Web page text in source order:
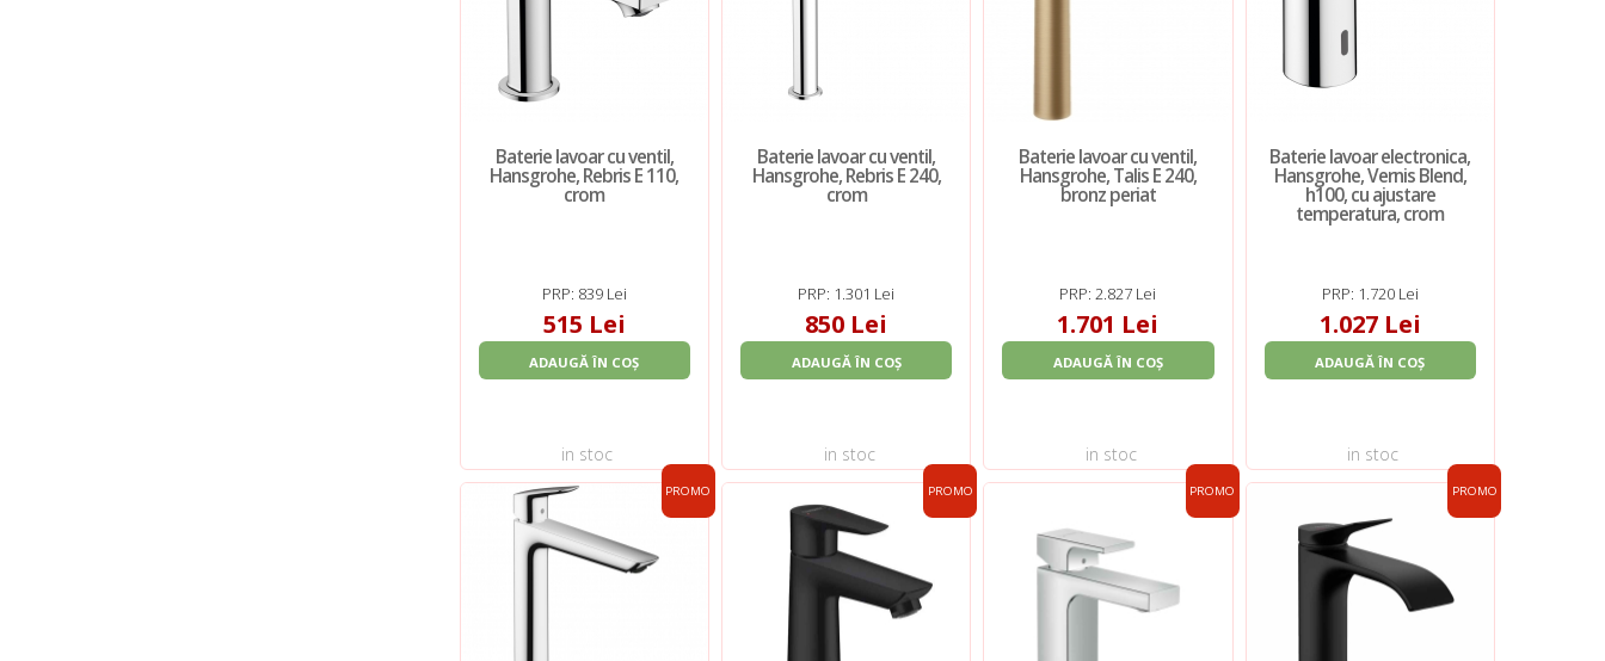
Baterie lavoar cu ventil,
Hansgrohe, Rebris E 110,
crom
PRP: 839 Lei
515 Lei
ADAUGĂ ÎN COȘ
in stoc
Baterie lavoar cu ventil,
Hansgrohe, Rebris E 240,
crom
PRP: 1.301 Lei
850 Lei
ADAUGĂ ÎN COȘ
in stoc
Baterie lavoar cu ventil,
Hansgrohe, Talis E 240,
bronz periat
PRP: 2.827 Lei
1.701 Lei
ADAUGĂ ÎN COȘ
in stoc
Baterie lavoar electronica,
Hansgrohe, Vernis Blend,
h100, cu ajustare
temperatura, crom
PRP: 1.720 Lei
1.027 Lei
ADAUGĂ ÎN COȘ
in stoc
PROMO PROMO PROMO PROMO